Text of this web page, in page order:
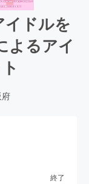
イドルを
よるアイ
終了